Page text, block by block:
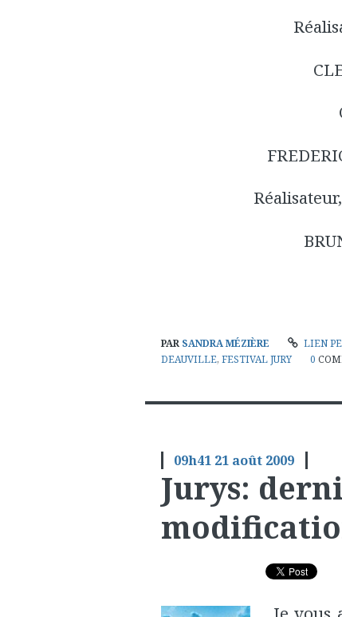
PAR SANDRA MÉZIÈRE LIEN
DEAUVILLE, FESTIVAL JURY 0
09h41 21 août 2009
Jurys: